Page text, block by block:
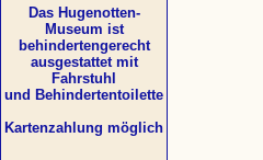
Das Hugenotten-
Museum ist
behindertengerecht
ausgestattet mit
Fahrstuhl
und Behindertentoilette
Kartenzahlung möglich